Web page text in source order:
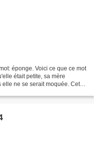
éponge. Voici ce que ce mot
était petite, sa mère
ne se serait moquée. Cette